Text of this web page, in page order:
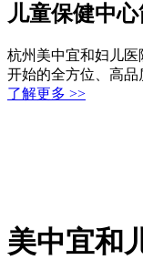
儿童保健中
杭州美中宜和妇儿
开始的全方位、高品
了解更多 >>
美中宜和